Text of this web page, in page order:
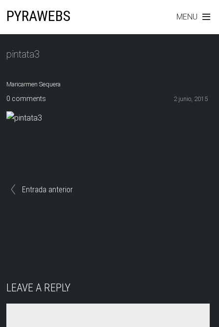
PYRAWEBS MENU
pintata3
Maricarmen Sequera
2 junio, 2015
0 comments
Entrada anterior
LEAVE A REPLY